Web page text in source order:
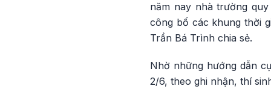
năm nay nhà trường
công bố các khung thời
Trần Bá Trình chia sẻ.
Nhờ những hướng dẫn
2/6, theo ghi nhận, thí